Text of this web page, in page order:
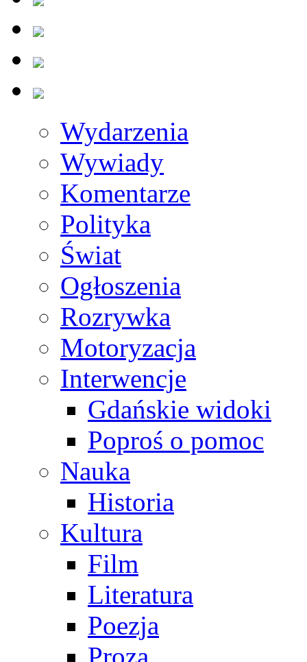
Wydarzenia
Wywiady
Komentarze
Polityka
Świat
Ogłoszenia
Rozrywka
Motoryzacja
Interwencje
Gdańskie widoki
Poproś o pomoc
Nauka
Historia
Kultura
Film
Literatura
Poezja